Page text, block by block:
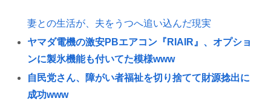
妻との生活が、夫をうつへ追い込んだ現実
ヤマダ電機の激安PBエアコン『RIAIR』、オプショ
ンに製氷機能も付いてた模様www
自民党さん、障がい者福祉を切り捨てて財源捻出に
成功www